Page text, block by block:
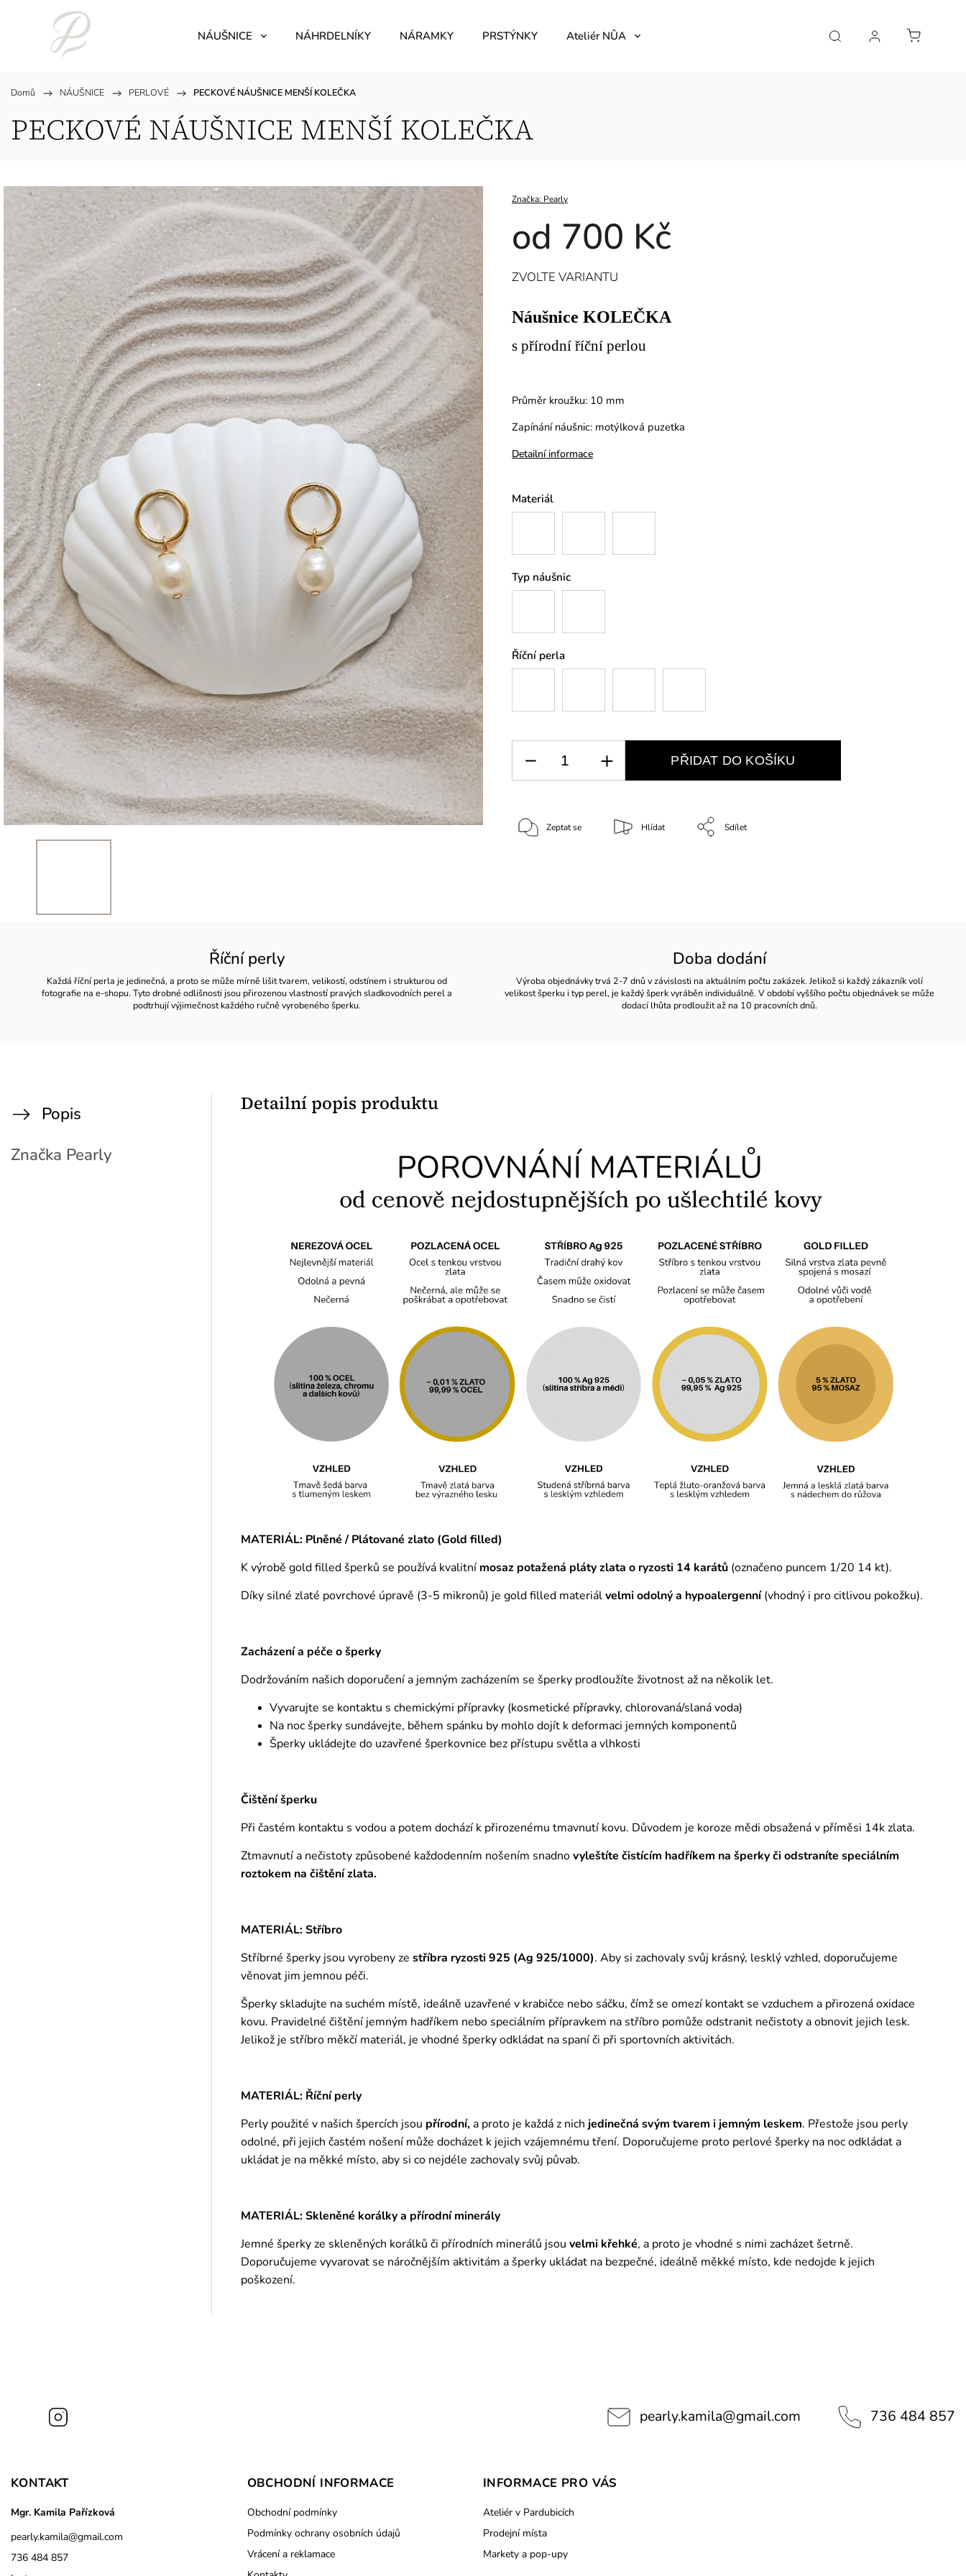
NÁUŠNICE NÁHRDELNÍKY NÁRAMKY PRSTÝNKY Ateliér NÛA
Domů / NÁUŠNICE / PERLOVÉ / PECKOVÉ NÁUŠNICE MENŠÍ KOLEČKA
PECKOVÉ NÁUŠNICE MENŠÍ KOLEČKA
Značka: Pearly
od 700 Kč
Náušnice KOLEČKA
s přírodní říční perlou
Průměr kroužku: 10 mm
Zapínání náušnic: motýlková puzetka
Detailní informace
Materiál
Typ náušnic
Říční perla
ZVOLTE VARIANTU
PŘIDAT DO KOŠÍKU
Zeptat se Hlídat Sdílet
Říční perly
Každá říční perla je jedinečná, a proto se může mírně lišit tvarem, velikostí, odstínem i strukturou od
fotografie na e-shopu. Tyto drobné odlišnosti jsou přirozenou vlastností pravých sladkovodních perel a
podtrhují výjimečnost každého ručně vyrobeného šperku.
Doba dodání
Výroba objednávky trvá 2-7 dnů v závislosti na aktuálním počtu zakázek. Jelikož si každý zákazník volí
velikost šperku i typ perel, je každý šperk vyráběn individuálně. V období vyššího počtu objednávek se může
dodací lhůta prodloužit až na 10 pracovních dnů.
Popis
Značka Pearly
Detailní popis produktu
MATERIÁL: Plněné / Plátované zlato (Gold filled)
K výrobě gold filled šperků se používá kvalitní mosaz potažená pláty zlata o ryzosti 14 karátů (označeno puncem 1/20 14 kt).
Díky silné zlaté povrchové úpravě (3-5 mikronů) je gold filled materiálvelmi odolný a hypoalergenní(vhodný i pro citlivou pokožku).
Zacházení a péče o šperky
Dodržováním našich doporučení a jemným zacházením se šperky prodloužíte životnost až na několik let.
Vyvarujte se kontaktu s chemickými přípravky (kosmetické přípravky, chlorovaná/slaná voda)
Na noc šperky sundávejte, během spánku by mohlo dojít k deformaci jemných komponentů
Šperky ukládejte do uzavřené šperkovnice bez přístupu světla a vlhkosti
Čištění šperku
Při častém kontaktu s vodou a potem dochází k přirozenému tmavnutí kovu. Důvodem je koroze mědi obsažená v příměsi 14k zlata.
Ztmavnutí a nečistoty způsobené každodenním nošením snadnovyleštíte čistícím hadříkem na šperky či odstraníte speciálním
roztokem na čištění zlata.
MATERIÁL: Stříbro
Stříbrné šperky jsou vyrobeny ze stříbra ryzosti 925 (Ag 925/1000). Aby si zachovaly svůj krásný, lesklý vzhled, doporučujeme
věnovat jim jemnou péči.
Šperky skladujte na suchém místě, ideálně uzavřené v krabičce nebo sáčku, čímž se omezí kontakt se vzduchem a přirozená oxidace
kovu. Pravidelné čištění jemným hadříkem nebo speciálním přípravkem na stříbro pomůže odstranit nečistoty a obnovit jejich lesk.
Jelikož je stříbro měkčí materiál, je vhodné šperky odkládat na spaní či při sportovních aktivitách.
MATERIÁL: Říční perly
Perly použité v našich špercích jsou přírodní,a proto je každá z nich jedinečná svým tvarem i jemným leskem. Přestože jsou perly
odolné, při jejich častém nošení může docházet k jejich vzájemnému tření. Doporučujeme proto perlové šperky na noc odkládat a
ukládat je na měkké místo, aby si co nejdéle zachovaly svůj půvab.
MATERIÁL: Skleněné korálky a přírodní minerály
Jemné šperky ze skleněných korálků či přírodních minerálů jsou velmi křehké, a proto je vhodné s nimi zacházet šetrně.
Doporučujeme vyvarovat se náročnějším aktivitám a šperky ukládat na bezpečné, ideálně měkké místo, kde nedojde k jejich
poškození.
pearly.kamila@gmail.com 736 484 857
KONTAKT
Mgr. Kamila Pařízková
pearly.kamila@gmail.com
736 484 857
OBCHODNÍ INFORMACE
Obchodní podmínky
Podmínky ochrany osobních údajů
Vrácení a reklamace
INFORMACE PRO VÁS
Ateliér v Pardubicích
Prodejní místa
Markety a pop-upy